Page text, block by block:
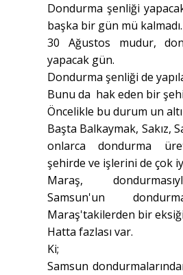
Dondurma şenliği
başka bir gün mü kalmadı.
30 Ağustos mudur,
yapacak gün.
Dondurma şenliği de
Bunu da hak eden bir
Öncelikle bu durum un
Başta Balkaymak, Sakız,
onlarca dondurma
şehirde ve işlerini de çok
Maraş,
Samsun'un
Maraş'takilerden bir
Hatta fazlası var.
Ki;
Samsun